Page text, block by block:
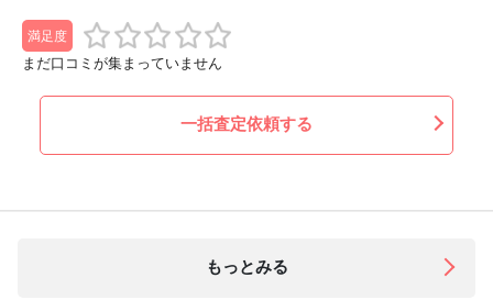
満足度
まだ口コミが集まっていません
一括査定依頼する
もっとみる